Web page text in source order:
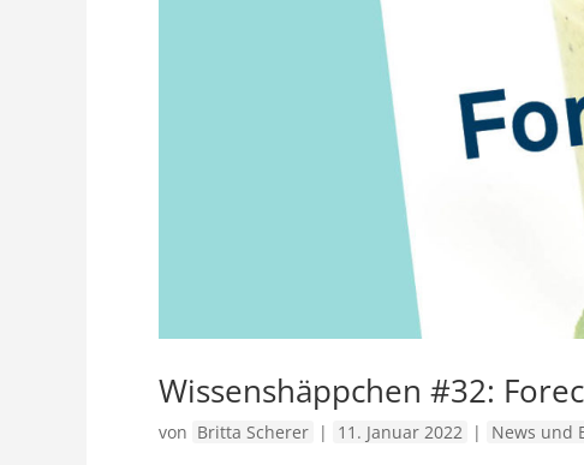
Wissenshäppchen #32:
von Britta Scherer | 11. Januar 2022 | News und